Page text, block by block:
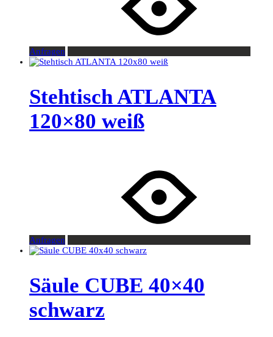
Anfragen
Stehtisch ATLANTA
120×80 weiß
Anfragen
Säule CUBE 40×40
schwarz